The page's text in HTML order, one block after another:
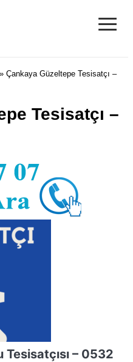
≡
» Çankaya Güzeltepe Tesisatçı –
Tesisatçı –
– 0532